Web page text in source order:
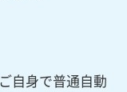
自身で普通自動